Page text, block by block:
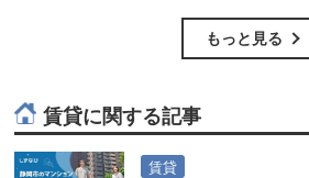
もっと見る
賃貸に関する記事
賃貸